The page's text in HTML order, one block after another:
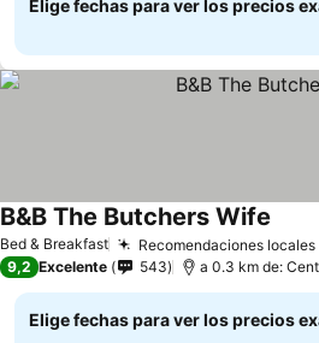
Elige fechas para ver los precios
Bed & Breakfast Recomendaciones
B&B The Butchers Wife
9,2 Excelente 543 a 0.3 km de:
Elige fechas para ver los precios